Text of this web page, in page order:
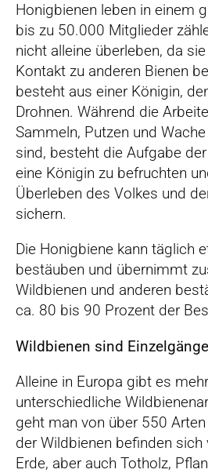
Honigbienen leben in einem
bis zu 50.000 Mitglieder
nicht alleine überleben, da
Kontakt zu anderen Bienen
besteht aus einer Königin,
Drohnen. Während die
Sammeln, Putzen und
sind, besteht die Aufgabe
eine Königin zu befruchten
Überleben des Volkes und
sichern.
Die Honigbiene kann täglich
bestäuben und übernimmt
Wildbienen und anderen
ca. 80 bis 90 Prozent der
Wildbienen sind
Alleine in Europa gibt es
unterschiedliche
geht man von über 550
der Wildbienen befinden
Erde, aber auch Totholz,